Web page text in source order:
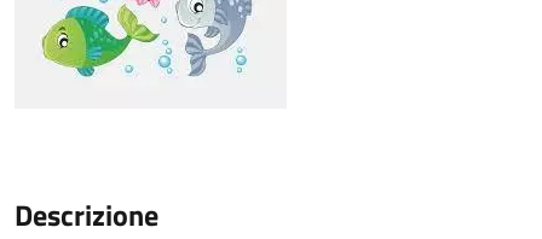
Descrizione